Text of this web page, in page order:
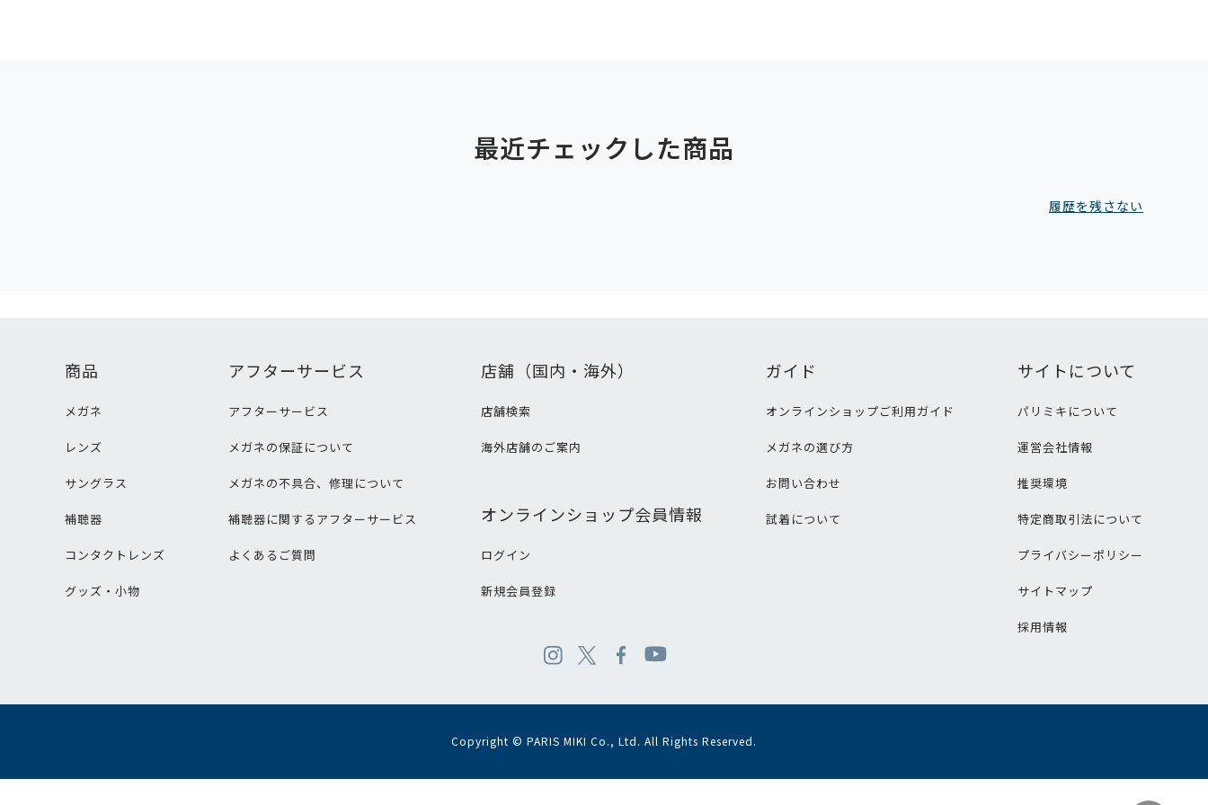
最近チェックした商品
履歴を残さない
商品
メガネ
レンズ
サングラス
補聴器
コンタクトレンズ
グッズ・小物
アフターサービス
アフターサービス
メガネの保証について
メガネの不具合、修理について
補聴器に関するアフターサービス
よくあるご質問
店舗（国内・海外）
店舗検索
海外店舗のご案内
オンラインショップ会員情報
ログイン
新規会員登録
ガイド
オンラインショップご利用ガイド
メガネの選び方
お問い合わせ
試着について
サイトについて
パリミキについて
運営会社情報
推奨環境
特定商取引法について
プライバシーポリシー
サイトマップ
採用情報
Copyright © PARIS MIKI Co., Ltd. All Rights Reserved.